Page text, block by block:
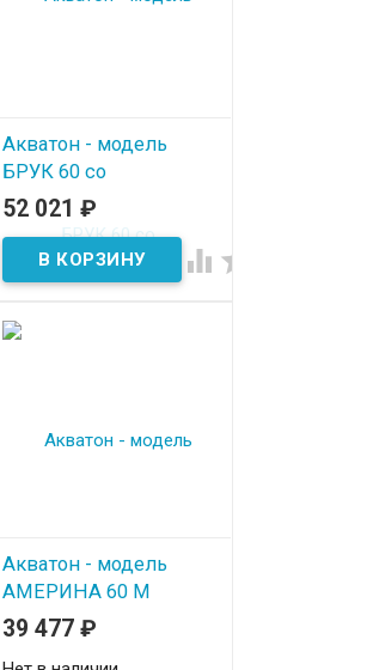
Акватон - модель
БРУК 60 со
столешницей, Дуб
В наличии
52 021₽
 
Акватон - модель
АМЕРИНА 60 М
коричневая
39 477₽